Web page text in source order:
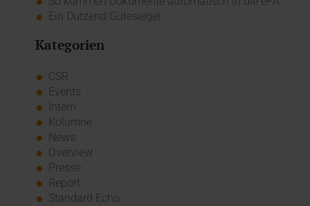
Ein Dutzend Gütesiegel
Kategorien
CSR
Events
Intern
Kolumne
News
Overview
Presse
Report
Standard Echo